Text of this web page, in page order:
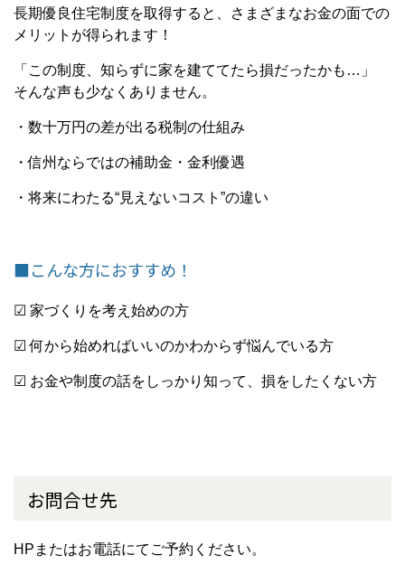
長期優良住宅制度を取得すると、さまざまなお金の面での
メリットが得られます！
「この制度、知らずに家を建ててたら損だったかも…」
そんな声も少なくありません。
・数十万円の差が出る税制の仕組み
・信州ならではの補助金・金利優遇
・将来にわたる“見えないコスト”の違い
■こんな方におすすめ！
☑ 家づくりを考え始めの方
☑ 何から始めればいいのかわからず悩んでいる方
☑ お金や制度の話をしっかり知って、損をしたくない方
お問合せ先
HPまたはお電話にてご予約ください。